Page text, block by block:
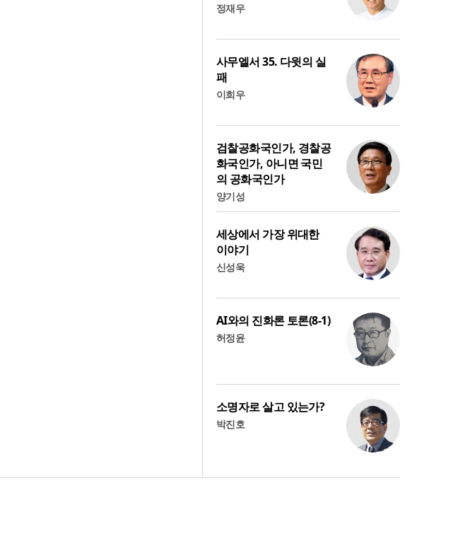
정재우
사무엘서 35. 다윗의 실
패
이희우
검찰공화국인가, 경찰공
화국인가, 아니면 국민
의 공화국인가
양기성
세상에서 가장 위대한
이야기
신성욱
AI와의 진화론 토론(8-1)
허정윤
소명자로 살고 있는가?
박진호